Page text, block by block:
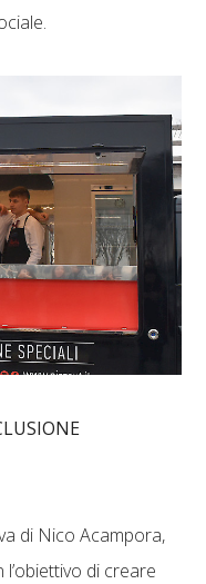
di Nico Acampora,
di creare